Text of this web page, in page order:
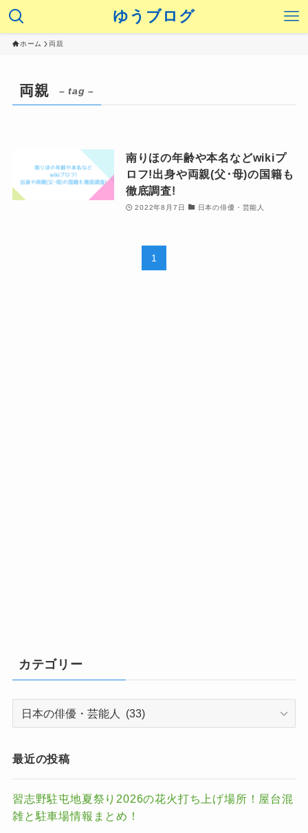
ゆうブログ
ホーム 両親
両親 – tag –
南りほの年齢や本名などwikiプ
ロフ!出身や両親(父･母)の国籍も
徹底調査!
2022年8月7日 日本の俳優・芸能人
1
カテゴリー
カ
リ
最近の投稿
習志野駐屯地夏祭り2026の花火打ち上げ場所！屋台混
雑と駐車場情報まとめ！